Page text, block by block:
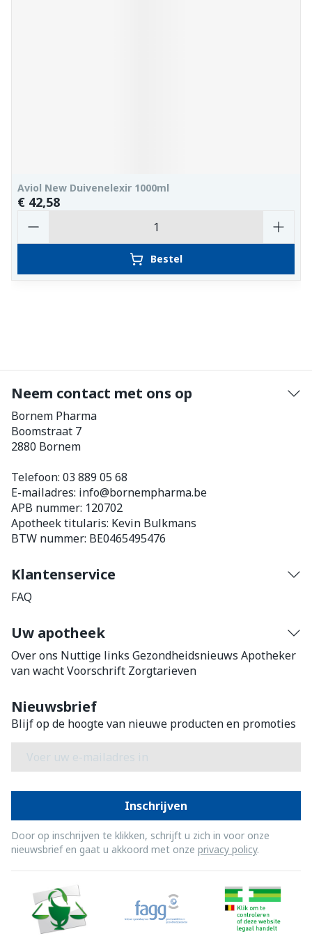
Aviol New Duivenelexir 1000ml
€ 42,58
Bestel
Neem contact met ons op
Bornem Pharma
Boomstraat 7
2880 Bornem
Telefoon: 03 889 05 68
E-mailadres: info@bornempharma.be
APB nummer: 120702
Apotheek titularis: Kevin Bulkmans
BTW nummer: BE0465495476
Klantenservice
FAQ
Uw apotheek
Over ons Nuttige links Gezondheidsnieuws Apotheker
van wachtVoorschrift Zorgtarieven
Nieuwsbrief
Blijf op de hoogte van nieuwe producten en promoties
Inschrijven
Door op inschrijven te klikken, schrijft u zich in voor onze
nieuwsbrief en gaat u akkoord met onze privacy policy.